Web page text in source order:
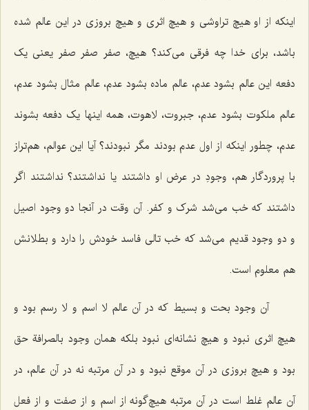
اینکه از او هیچ تراوشی و هیچ اثری و هیچ بروزی در این عالم شده
باشد، برای خدا چه فرقی می‌کند؟ هیچ، صفر صفر صفر یعنی یک
دفعه این عالم بشود عدم، عالم ماده بشود عدم، عالم مثال بشود عدم،
عالم ملکوت بشود عدم، جبروت، لاهوت، همه اینها یک دفعه بشوند
عدم، چطور اینکه از اول عدم بودند مگر نبودند؟ آیا این عوالم، هم‌تراز
با پروردگار هم، وجودِ در عرض او داشتند یا نداشتند؟ نداشتند اگر
داشتند که خب می‌شد شرک و کفر. آن وقت در آنجا دو وجود اصیل
و دو وجود قدیم می‌شد که خب تالی فاسد خودش را دارد و بطلانش
هم معلوم است.
آن وجود بحت و بسیط که در آن عالم لا اسم و لا رسم بود و
هیچ اثری نبود و هیچ نشانه‌ای نبود بلکه همان وجود بالصرافة حق
بود و هیچ بروزی در آن موقع نبود و در آن مرتبه نه در آن عالم، در
آن عالم غلط است در آن مرتبه هیچ‌گونه از اسم و از صفت و از فعل